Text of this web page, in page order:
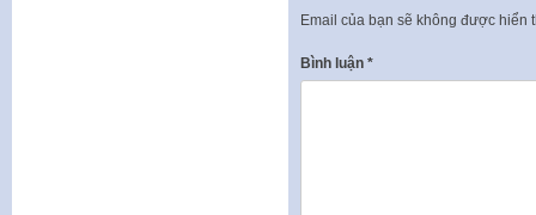
Email của bạn sẽ không được hiển
Bình luận *